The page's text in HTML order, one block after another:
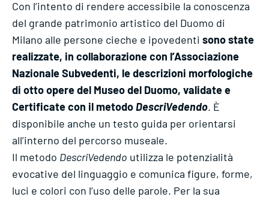
Con l’intento di rendere accessibile la conoscenza
del grande patrimonio artistico del Duomo di
Milano alle persone cieche e ipovedenti sono state
realizzate, in collaborazione con l’Associazione
Nazionale Subvedenti, le descrizioni morfologiche
di otto opere del Museo del Duomo, validate e
Certificate con il metodoDescriVedendo. È
disponibile anche un testo guida per orientarsi
all’interno del percorso museale.
Il metodo DescriVedendo utilizza le potenzialità
evocative del linguaggio e comunica figure, forme,
luci e colori con l’uso delle parole. Per la sua